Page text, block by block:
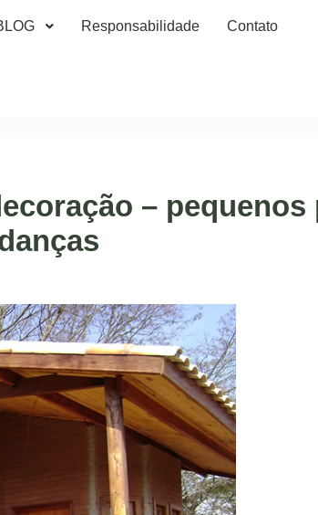
Responsabilidade Contato
– pequenos